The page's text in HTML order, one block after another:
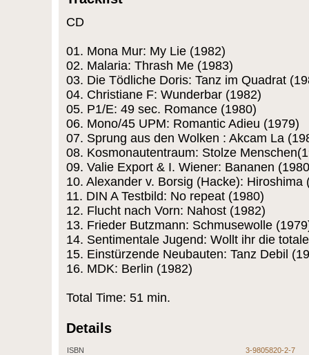
CD
01. Mona Mur: My Lie (1982)
02. Malaria: Thrash Me (1983)
03. Die Tödliche Doris: Tanz im Quadrat
04. Christiane F: Wunderbar (1982)
05. P1/E: 49 sec. Romance (1980)
06. Mono/45 UPM: Romantic Adieu (1979)
07. Sprung aus den Wolken : Akcam La
08. Kosmonautentraum: Stolze
09. Valie Export & I. Wiener: Bananen
10. Alexander v. Borsig (Hacke): Hiroshima
11. DIN A Testbild: No repeat (1980)
12. Flucht nach Vorn: Nahost (1982)
13. Frieder Butzmann: Schmusewolle
14. Sentimentale Jugend: Wollt ihr die
15. Einstürzende Neubauten: Tanz Debil
16. MDK: Berlin (1982)
Total Time: 51 min.
Details
ISBN
3-9805820-2-7